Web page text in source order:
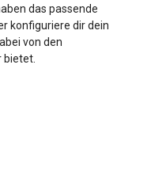
das passende
konfiguriere dir dein
von den
bietet.